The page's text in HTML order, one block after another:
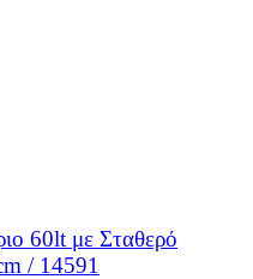
60lt με Σταθερό
/ 14591